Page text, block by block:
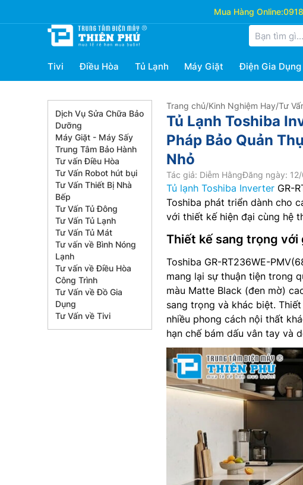
Mua Hàng Online:
Tivi Điều Hòa Tủ Lạnh Máy Giặt Điện Gia Dụng
Dịch Vụ Sửa Chữa Bảo
Dưỡng
Máy Giặt - Máy Sấy
Trung Tâm Bảo Hành
Tư vấn Điều Hòa
Tư Vấn Robot hút bụi
Tư Vấn Thiết Bị Nhà
Bếp
Tư Vấn Tủ Đông
Tư Vấn Tủ Lạnh
Tư Vấn Tủ Mát
Tư vấn về Bình Nóng
Lạnh
Tư vấn về Điều Hòa
Công Trình
Tư Vấn về Đồ Gia
Dụng
Tư Vấn về Tivi
Trang chủ/Kinh Nghiệm Hay/Tư
Tủ Lạnh Toshiba
Pháp Bảo Quản
Nhỏ
Tác giả: Diễm HằngĐăng ngày:
Tủ lạnh Toshiba Inverter GR-
Toshiba phát triển dành cho
với thiết kế hiện đại cùng hệ
Thiết kế sang trọng với
Toshiba GR-RT236WE-
mang lại sự thuận tiện trong
màu Matte Black (đen mờ)
sang trọng và khác biệt.
nhiều phong cách nội thất
hạn chế bám dấu vân tay và